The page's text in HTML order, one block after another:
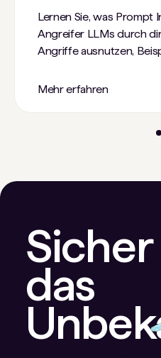
Lernen Sie, was Prompt
Angreifer LLMs durch
Angriffe ausnutzen,
Mehr erfahren
Sicher
das